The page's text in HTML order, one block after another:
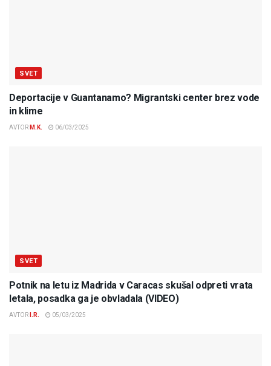
SVET
Deportacije v Guantanamo? Migrantski center brez vode
in klime
AVTOR M.K. 06/03/2025
SVET
Potnik na letu iz Madrida v Caracas skušal odpreti vrata
letala, posadka ga je obvladala (VIDEO)
AVTOR I.R. 05/03/2025